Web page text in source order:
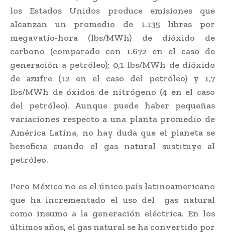
los Estados Unidos produce emisiones que
alcanzan un promedio de 1.135 libras por
megavatio-hora (lbs/MWh) de dióxido de
carbono (comparado con 1.672 en el caso de
generación a petróleo); 0,1 lbs/MWh de dióxido
de azufre (12 en el caso del petróleo) y 1,7
lbs/MWh de óxidos de nitrógeno (4 en el caso
del petróleo). Aunque puede haber pequeñas
variaciones respecto a una planta promedio de
América Latina, no hay duda que el planeta se
beneficia cuando el gas natural sustituye al
petróleo.
Pero México no es el único país latinoamericano
que ha incrementado el uso del gas natural
como insumo a la generación eléctrica. En los
últimos años, el gas natural se ha convertido por